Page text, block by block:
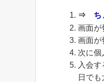
⇒ ち
画面が
画面が
次に個
入会
日でも